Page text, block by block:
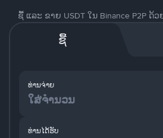
ຊື້ ແລະ ຂາຍ USDT ໃນ Binance P2P ດ້
ຊື້
ທ່ານຈ່າຍ
ທ່ານໄດ້ຮັບ